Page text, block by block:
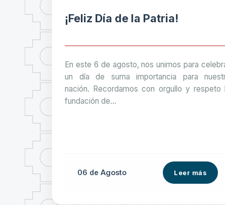
¡Feliz Día de la Patria!
En este 6 de agosto, nos unimos para
un día de suma importancia para
nación. Recordamos con orgullo y respeto
fundación de...
06 deAgosto Leer más